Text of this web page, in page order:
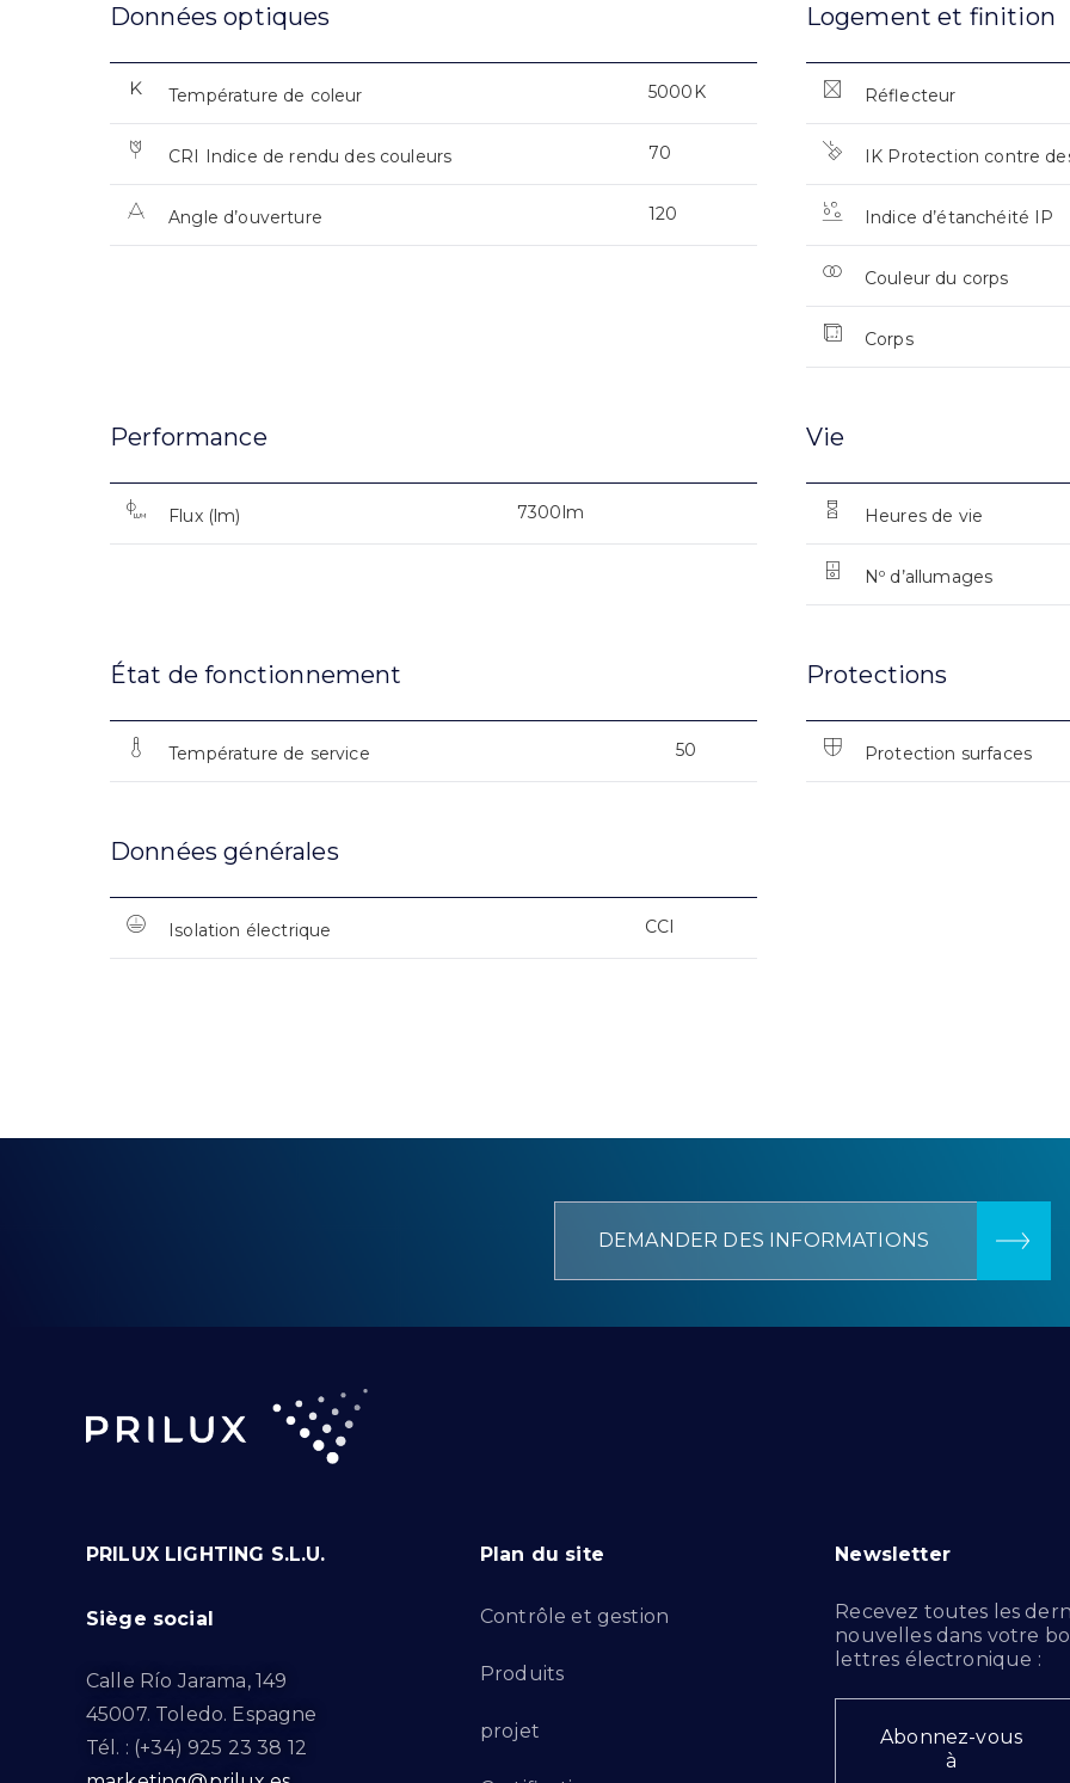
Données optiques
Température de coleur 5000K
CRI Indice de rendu des couleurs 70
Angle d’ouverture 120
Logement et finition
Réflecteur
IK Protection contre
Indice d’étanchéité IP
Couleur du corps
Corps
Performance
Flux (lm) 7300lm
Vie
Heures de vie
Nº d’allumages
État de fonctionnement
Température de service 50
Protections
Protection surfaces
Données générales
Isolation électrique CCI
DEMANDER DES INFORMATIONS
PRILUX LIGHTING S.L.U.
Siège social
Calle Río Jarama, 149
45007. Toledo. Espagne
Tél. : (+34) 925 23 38 12
Plan du site
Contrôle et gestion
Produits
projet
Newsletter
Recevez toutes les
nouvelles dans votre
lettres électronique :
Abonnez-vous
à